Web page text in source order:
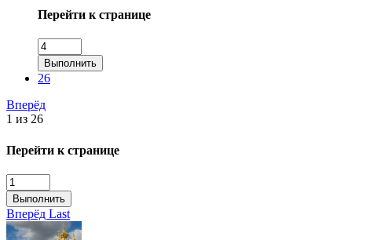
Перейти к странице
Выполнить
26
Вперёд
1 из 26
Перейти к странице
Выполнить
Вперёд Last